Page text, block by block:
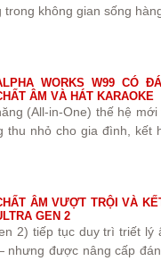
không gian sống
WORKS W99 CÓ
ÂM VÀ HÁT KARAOKE
(All-in-One) thế hệ
nhỏ cho gia đình, kết
ÂM VƯỢT TRỘI VÀ
GEN 2
2) tiếp tục duy trì triết
được nâng cấp